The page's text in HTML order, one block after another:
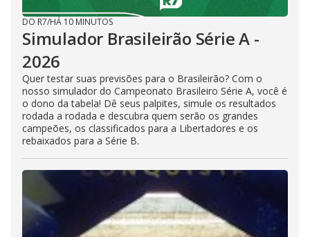
DO R7/HÁ 10 MINUTOS
Simulador Brasileirão Série A -
2026
Quer testar suas previsões para o Brasileirão? Com o
nosso simulador do Campeonato Brasileiro Série A, você é
o dono da tabela! Dê seus palpites, simule os resultados
rodada a rodada e descubra quem serão os grandes
campeões, os classificados para a Libertadores e os
rebaixados para a Série B.